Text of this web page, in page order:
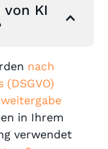
KI
nach
in Ihrem
verwendet